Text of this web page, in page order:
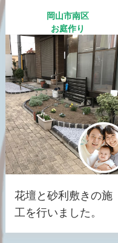
岡山市南区
お庭作り
花壇と砂利敷きの施
工を行いました。